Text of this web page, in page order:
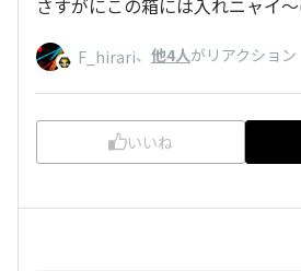
さすがにこの箱には入れニャイ
F_hirari、 他4人がリアクション
いいね